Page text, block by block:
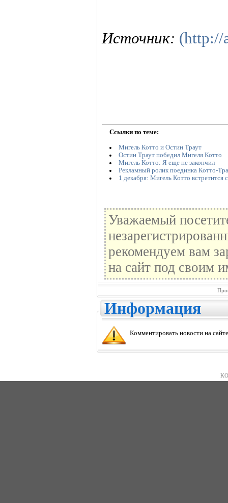
Источник: (http://
Ссылки по теме:
Мигель Котто и Остин Траут
Остин Траут победил Мигеля Котто
Мигель Котто: Я еще не закончил
Рекламный ролик поединка Котто-
1 декабря: Мигель Котто встретится
Уважаемый
рекомендуем вам
на сайт под своим
Информация
Комментировать новости на